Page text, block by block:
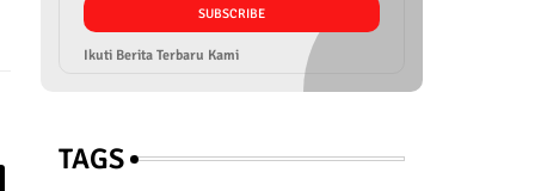
Ikuti Berita Terbaru Kami
TAGS